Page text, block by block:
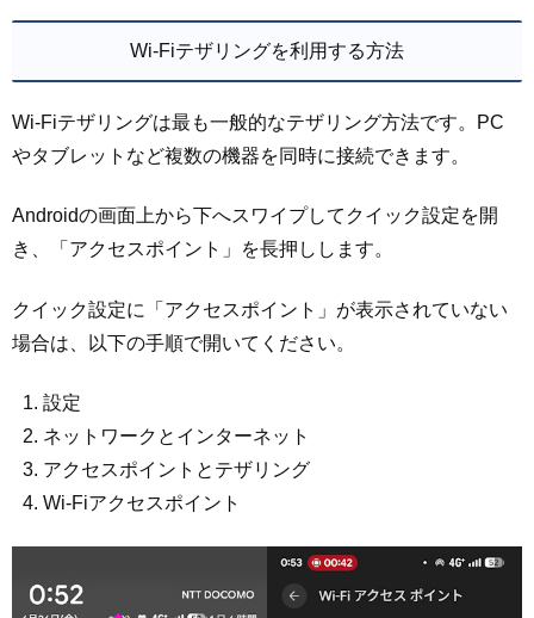
Wi-Fiテザリングを利用する方法
Wi-Fiテザリングは最も一般的なテザリング方法です。PC
やタブレットなど複数の機器を同時に接続できます。
Androidの画面上から下へスワイプしてクイック設定を開
き、「アクセスポイント」を長押しします。
クイック設定に「アクセスポイント」が表示されていない
場合は、以下の手順で開いてください。
設定
ネットワークとインターネット
アクセスポイントとテザリング
Wi-Fiアクセスポイント